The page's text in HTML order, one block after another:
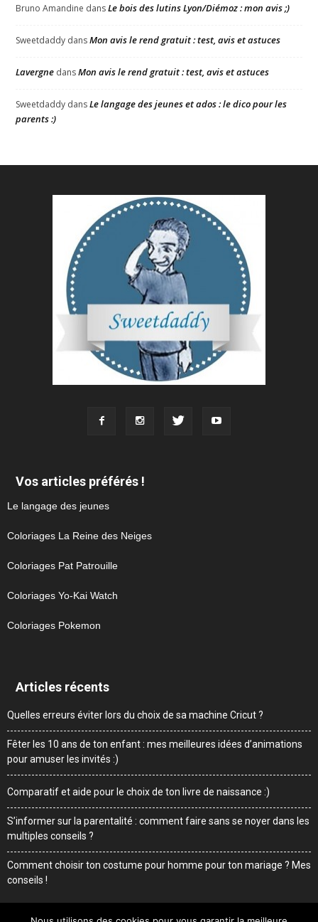
Bruno Amandine dansLe bois des lutins Lyon/Diémoz : mon avis ;)
Sweetdaddy dansMon avis le rend gratuit : test, avis et astuces
Lavergne dansMon avis le rend gratuit : test, avis et astuces
Sweetdaddy dansLe langage des jeunes et ados : le dico pour les
parents :)
Vos articles préférés !
Le langage des jeunes
Coloriages La Reine des Neiges
Coloriages Pat Patrouille
Coloriages Yo-Kai Watch
Coloriages Pokemon
Articles récents
Quelles erreurs éviter lors du choix de sa machine Cricut ?
Fêter les 10 ans de ton enfant : mes meilleures idées d’animations
pour amuser les invités :)
Comparatif et aide pour le choix de ton livre de naissance :)
S’informer sur la parentalité : comment faire sans se noyer dans les
multiples conseils ?
Comment choisir ton costume pour homme pour ton mariage ? Mes
conseils !